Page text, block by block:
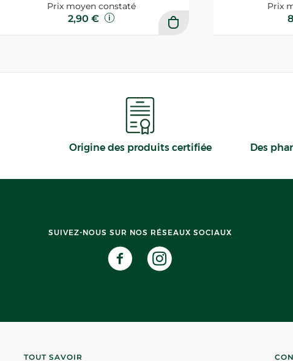
Prix moyen constaté
2,90 €
Prix
Origine des produits certifiée Des
SUIVEZ-NOUS SUR NOS RÉSEAUX SOCIAUX
TOUT SAVOIR